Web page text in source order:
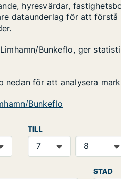
hyresvärdar,
dataunderlag för att
Bunkeflo, ger
för att analysera
Bunkeflo
TILL
STAD